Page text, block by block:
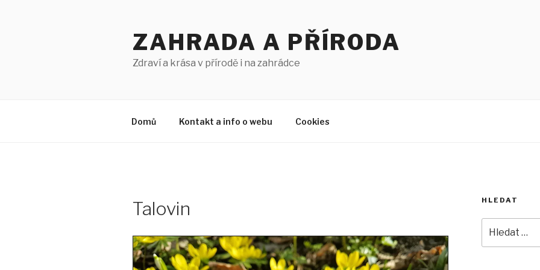
ZAHRADA A PŘÍRODA
Zdraví a krása v přírodě i na zahrádce
Domů Kontakt a info o webu Cookies
Talovin HLEDAT